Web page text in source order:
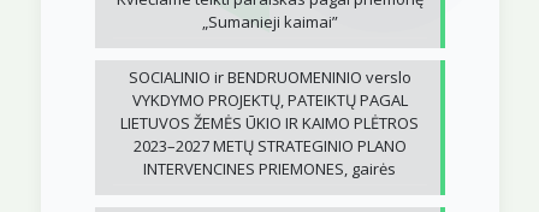
„Sumanieji kaimai”
SOCIALINIO ir BENDRUOMENINIO verslo
VYKDYMO PROJEKTŲ, PATEIKTŲ PAGAL
LIETUVOS ŽEMĖS ŪKIO IR KAIMO PLĖTROS
2023–2027 METŲ STRATEGINIO PLANO
INTERVENCINES PRIEMONES, gairės